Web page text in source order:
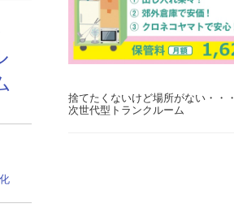
捨てたくないけど場所がない・・・
次世代型トランクルーム